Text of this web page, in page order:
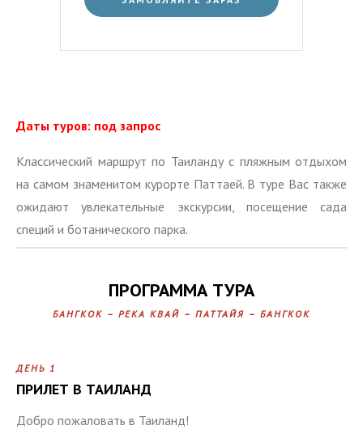
Даты туров: под запрос
Классический маршрут по Таиланду с пляжным отдыхом
на самом знаменитом курорте Паттаей. В туре Вас также
ожидают увлекательные экскурсии, посещение сада
специй и ботанического парка.
ПРОГРАММА ТУРА
БАНГКОК – РЕКА КВАЙ – ПАТТАЙЯ – БАНГКОК
ДЕНЬ 1
ПРИЛЕТ В ТАИЛАНД
Добро пожаловать в Таиланд!